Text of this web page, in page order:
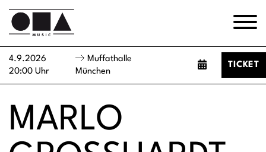
4.9.2026
20:00 Uhr
Muffathalle
München
TICKET
MARLO